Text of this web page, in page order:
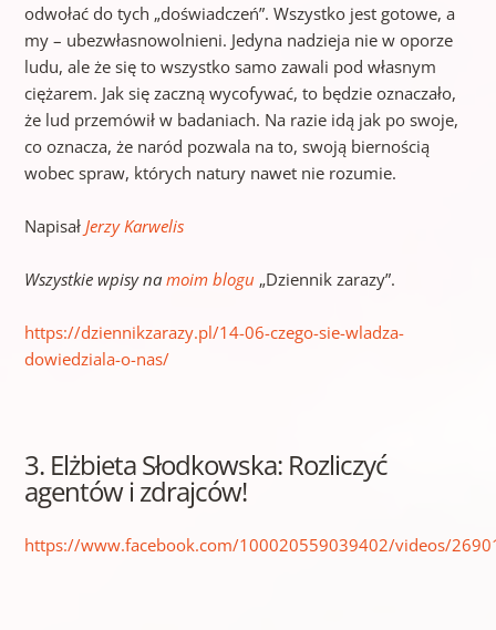
odwołać do tych „doświadczeń”. Wszystko jest gotowe, a
my – ubezwłasnowolnieni. Jedyna nadzieja nie w oporze
ludu, ale że się to wszystko samo zawali pod własnym
ciężarem. Jak się zaczną wycofywać, to będzie oznaczało,
że lud przemówił w badaniach. Na razie idą jak po swoje,
co oznacza, że naród pozwala na to, swoją biernością
wobec spraw, których natury nawet nie rozumie.
Napisał Jerzy Karwelis
Wszystkie wpisy na moim blogu „Dziennik zarazy”.
https://dziennikzarazy.pl/14-06-czego-sie-wladza-
dowiedziala-o-nas/
3. Elżbieta Słodkowska: Rozliczyć
agentów i zdrajców!
https://www.facebook.com/100020559039402/videos/